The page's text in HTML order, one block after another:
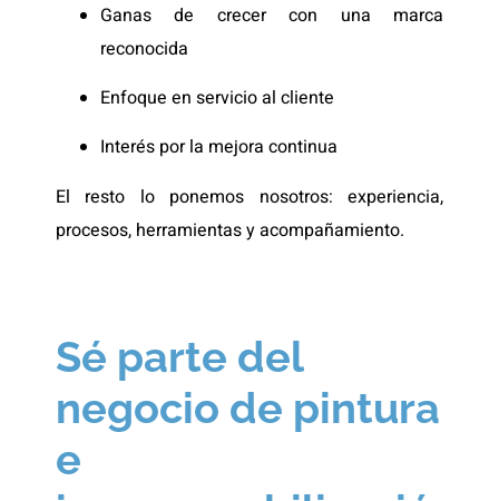
Ganas de crecer con una marca
reconocida
Enfoque en servicio al cliente
Interés por la mejora continua
El resto lo ponemos nosotros: experiencia,
procesos, herramientas y acompañamiento.
Sé parte del
negocio de pintura
e